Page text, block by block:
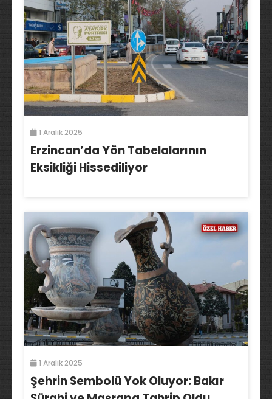
1 Aralık 2025
Erzincan’da Yön Tabelalarının
Eksikliği Hissediliyor
1 Aralık 2025
Şehrin Sembolü Yok Oluyor: Bakır